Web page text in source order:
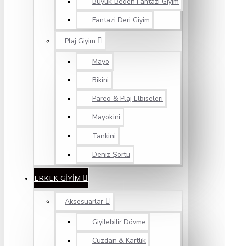
Fantazi Deri Giyim
Plaj Giyim
Mayo
Bikini
Pareo & Plaj Elbiseleri
Mayokini
Tankini
Deniz Şortu
ERKEK GİYİM
Aksesuarlar
Giyilebilir Dövme
Cüzdan & Kartlık